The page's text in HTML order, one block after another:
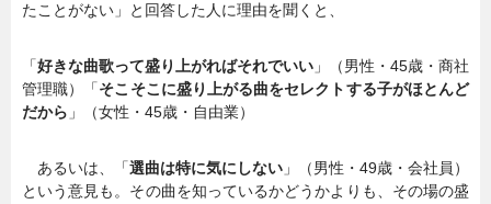
たことがない」と回答した人に理由を聞くと、
「好きな曲歌って盛り上がればそれでいい 」（男性・45歳・商社
管理職）「そこそこに盛り上がる曲をセレクトする子がほとんど
だから 」（女性・45歳・自由業）
あるいは、「選曲は特に気にしない 」（男性・49歳・会社員）
という意見も。その曲を知っているかどうかよりも、その場の盛